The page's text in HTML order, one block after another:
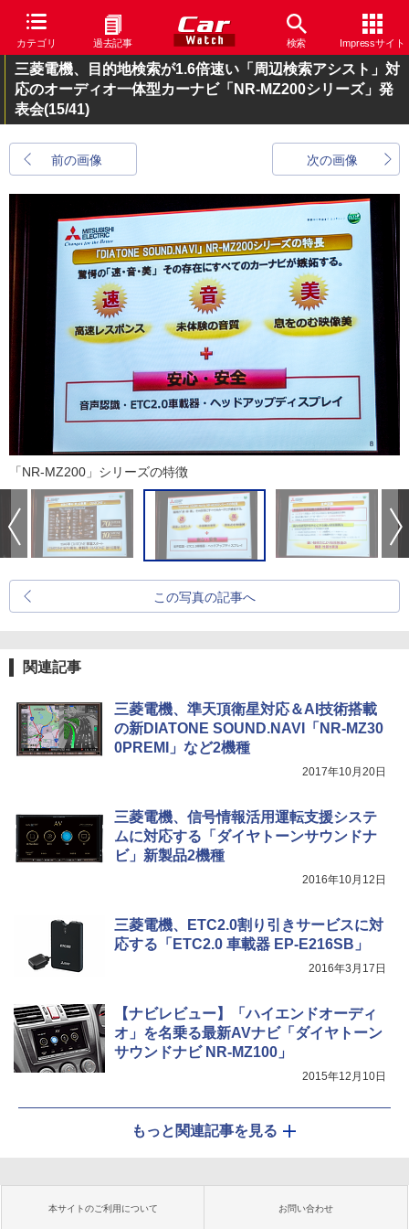
カテゴリ 過去記事 検索 Impressサイト
三菱電機、目的地検索が1.6倍速い「周辺検索アシスト」対
応のオーディオ一体型カーナビ「NR-MZ200シリーズ」発
表会(15/41)
前の画像 次の画像
「NR-MZ200」シリーズの特徴
この写真の記事へ
関連記事
三菱電機、準天頂衛星対応＆AI技術搭載
の新DIATONE SOUND.NAVI「NR-MZ30
0PREMI」など2機種
2017年10月20日
三菱電機、信号情報活用運転支援システ
ムに対応する「ダイヤトーンサウンドナ
ビ」新製品2機種
2016年10月12日
三菱電機、ETC2.0割り引きサービスに対
応する「ETC2.0 車載器 EP-E216SB」
2016年3月17日
【ナビレビュー】「ハイエンドオーディ
オ」を名乗る最新AVナビ「ダイヤトーン
サウンドナビ NR-MZ100」
2015年12月10日
もっと関連記事を見る
本サイトのご利用について お問い合わせ